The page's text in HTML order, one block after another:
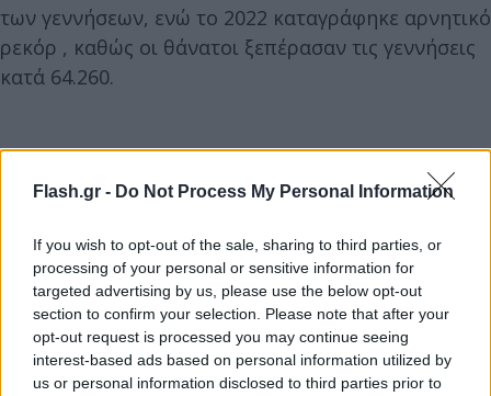
Flash.gr - Do Not Process My Personal Information
If you wish to opt-out of the sale, sharing to third parties, or
processing of your personal or sensitive information for
targeted advertising by us, please use the below opt-out
section to confirm your selection. Please note that after your
opt-out request is processed you may continue seeing
interest-based ads based on personal information utilized by
us or personal information disclosed to third parties prior to
των γεννήσεων, ενώ το 2022 καταγράφηκε αρνητικό
ρεκόρ , καθώς οι θάνατοι ξεπέρασαν τις γεννήσεις
κατά 64.260.